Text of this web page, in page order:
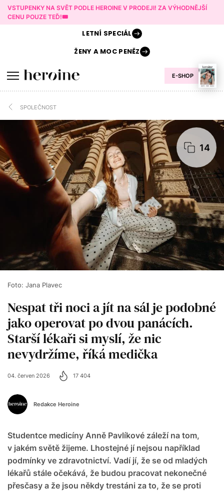
VSTUPENKY NA SVĚT PODLE HEROINE V PRODEJI! ZA VÝHODNĚJŠÍ
CENU POUZE TEĎ!🎟️
E-SHOP
LETNÍ SPECIÁL
ŽENY AMOC PENĚZ
SPOLEČNOST
14
Foto: Jana Plavec
Nespat tři noci a jít na sál je podobné
jako operovat po dvou panácích.
Starší lékaři si myslí, že nic
nevydržíme, říká medička
Redakce Heroine
04. červen 2026 17 404
Studentce medicíny Anně Pavlíkové záleží na tom,
v jakém světě žijeme. Lhostejné jí nejsou například
podmínky ve zdravotnictví. Vadí jí, že se od mladých
lékařů stále očekává, že budou pracovat nekonečné
přesčasy a že jsou někdy trestáni za to, že se proti